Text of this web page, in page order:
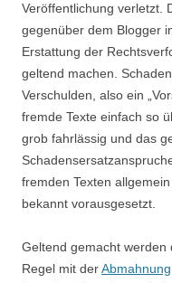
Veröffentlichung verletzt.
gegenüber dem Blogger
Erstattung der
geltend machen.
Verschulden, also ein
fremde Texte einfach so
grob fahrlässig und das
fremden Texten
bekannt vorausgesetzt.
Geltend gemacht
Regel mit derAbmahnung